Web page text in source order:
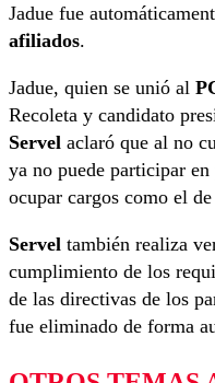
Jadue fue
afiliados.
Jadue, quien se unió al
Recoleta y candidato
Servel aclaró que al no
ya no puede participar
ocupar cargos como el
Servel también realiza
cumplimiento de los
de las directivas de los
fue eliminado de forma